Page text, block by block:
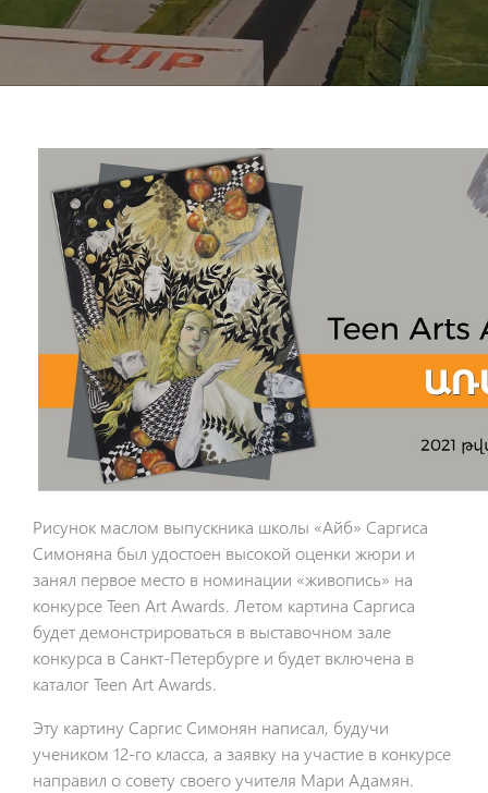
Рисунок маслом выпускника школы «Айб» Саргиса
Симоняна был удостоен высокой оценки жюри и
занял первое место в номинации «живопись» на
конкурсе Teen Art Awards. Летом картина Саргиса
будет демонстрироваться в выставочном зале
конкурса в Санкт-Петербурге и будет включена в
каталог Teen Art Awards.
Эту картину Саргис Симонян написал, будучи
учеником 12-го класса, а заявку на участие в конкурсе
направил о совету своего учителя Мари Адамян.